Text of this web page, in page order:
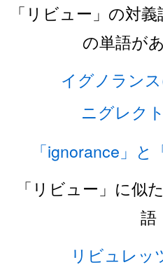
「リビュー」の対
の単語が
イグノラン
ニグレク
「ignorance」
「リビュー」に似
語
リビュレッ